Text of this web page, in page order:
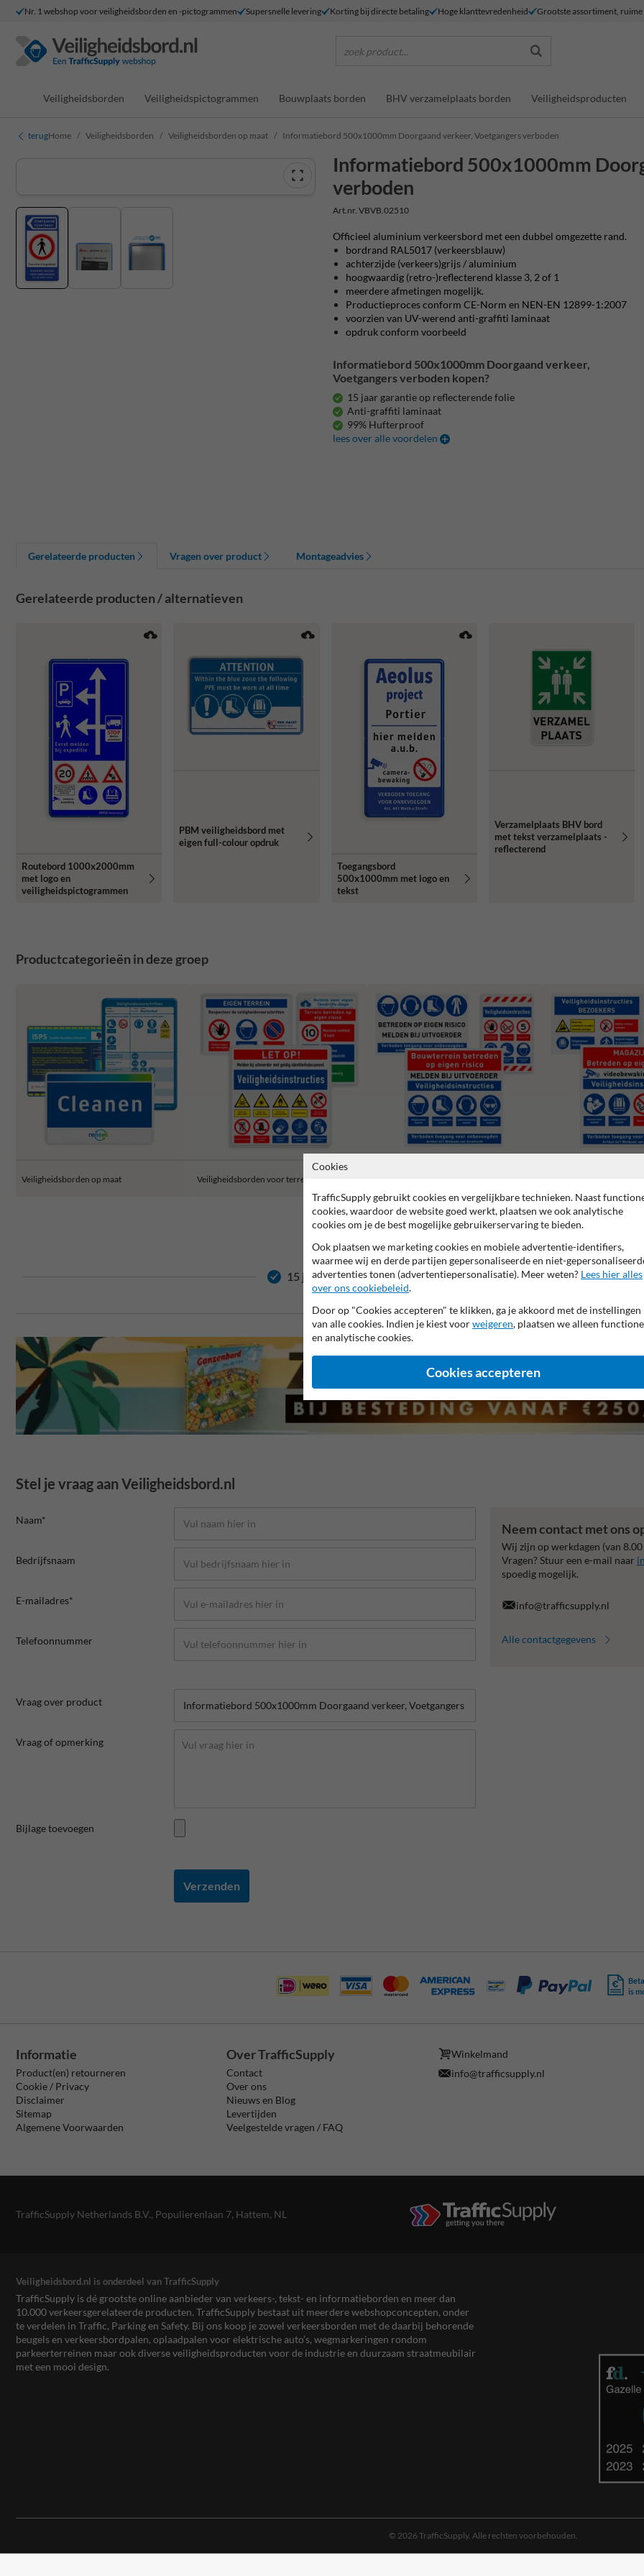
Nr. 1 webshop voor veiligheidsborden en -pictogrammen Supersnelle levering Korting bij directe betaling Hoge klanttevredenheid Grootste assortiment,
zoek product...
Veiligheidsborden Veiligheidspictogrammen Bouwplaats borden BHV verzamelplaats borden Veiligheidsproducten
terugHome Veiligheidsborden Veiligheidsborden op maat Informatiebord 500x1000mm Doorgaand verkeer, Voetgangers verboden
Informatiebord 500x1000mm
verboden
Art.nr. VBVB.02510
Officieel aluminium verkeersbord met een dubbel omgezette rand.
bordrand RAL5017 (verkeersblauw)
achterzijde (verkeers)grijs / aluminium
hoogwaardig (retro-)reflecterend klasse 3, 2 of 1
meerdere afmetingen mogelijk.
Productieproces conform CE-Norm en NEN-EN 12899-1:2007
voorzien van UV-werend anti-graffiti laminaat
opdruk conform voorbeeld
Informatiebord 500x1000mm Doorgaand verkeer,
Voetgangers verboden kopen?
15 jaar garantie op reflecterende folie
Anti-graffiti laminaat
99% Hufterproof
lees over alle voordelen
Gerelateerde producten Vragen over product Montageadvies
Gerelateerde producten / alternatieven
Routebord 1000x2000mm
met logo en
veiligheidspictogrammen
PBM veiligheidsbord met
eigen full-colour opdruk
Toegangsbord
500x1000mm met logo en
tekst
Verzamelplaats BHV bord
met tekst verzamelplaats -
reflecterend
Productcategorieën in deze groep
Veiligheidsborden op maat Veiligheidsborden voor terrein
15 jaar garantie op reflecterende folie Anti-graffiti laminaat 99%
Stel je vraag aan Veiligheidsbord.nl
Naam*
Bedrijfsnaam
E-mailadres*
Telefoonnummer
Vraag over product
Vraag of opmerking
Bijlage toevoegen
Verzenden
Neem contact met ons
Wij zijn op werkdagen (van
Vragen? Stuur een e-mail naar
spoedig mogelijk.
info@trafficsupply.nl
Alle contactgegevens
is
Informatie
Product(en) retourneren
Cookie / Privacy
Disclaimer
Sitemap
Algemene Voorwaarden
Over TrafficSupply
Contact
Over ons
Nieuws en Blog
Levertijden
Veelgestelde vragen / FAQ
Winkelmand
info@trafficsupply.nl
TrafficSupply Netherlands B.V., Populierenlaan 7, Hattem, NL
Veiligheidsbord.nl is onderdeel van TrafficSupply
TrafficSupply is dé grootste online aanbieder van verkeers-, tekst- en informatieborden en meer dan
10.000 verkeersgerelateerde producten. TrafficSupply bestaat uit meerdere webshopconcepten, onder
te verdelen in Traffic, Parking en Safety. Bij ons koop je zowel verkeersborden met de daarbij behorende
beugels en verkeersbordpalen, oplaadpalen voor elektrische auto’s, wegmarkeringen rondom
parkeerterreinen maar ook diverse veiligheidsproducten voor de industrie en duurzaam straatmeubilair
met een mooi design.
© 2026 TrafficSupply. Alle rechten voorbehouden.
Cookies
TrafficSupply gebruikt cookies en vergelijkbare technieken. Naast
cookies, waardoor de website goed werkt, plaatsen we ook analytische
cookies om je de best mogelijke gebruikerservaring te bieden.
Ook plaatsen we marketing cookies en mobiele advertentie-identifiers,
waarmee wij en derde partijen gepersonaliseerde en niet-
advertenties tonen (advertentiepersonalisatie). Meer weten? Lees hier alles
over ons cookiebeleid.
Door op "Cookies accepteren" te klikken, ga je akkoord met de instellingen
van alle cookies. Indien je kiest voorweigeren, plaatsen we alleen
en analytische cookies.
Cookies accepteren